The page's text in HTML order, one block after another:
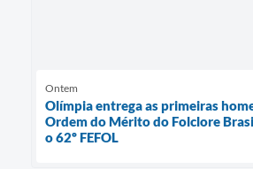
Ontem
Olímpia entrega as primeiras
Ordem do Mérito do Folclore
o 62º FEFOL